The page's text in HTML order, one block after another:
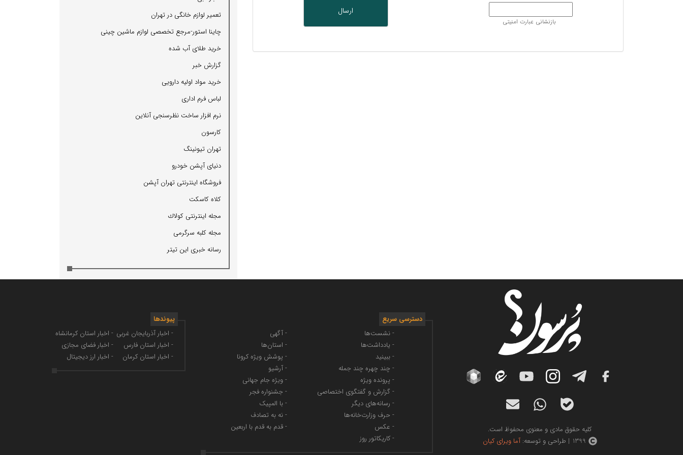
بازنشانی عبارت امنیتی
تعمیر لوازم خانگی در تهران
چاینا استور-مرجع تخصصی لوازم ماشین چینی
خرید طلای آب شده
گزارش خبر
خرید مواد اولیه دارویی
لباس فرم اداری
نرم افزار ساخت نظرسنجی آنلاین
كارسون
تهران تیونینگ
دنیای آپشن خودرو
فروشگاه اینترنتی تهران آپشن
كلاه كاسكت
مجله اینترنتی كولاك
مجله كلبه سرگرمی
رسانه خبری این تیتر
کلیه حقوق مادی و معنوی محفوظ است.
1399 | طراحی و توسعه:
آما ویرای کیان
دسترسی سریع
- نشست‌ها
- یادداشت‌ها
- ببینید
- چند چهره چند جمله
- پرونده ویژه
- گزارش و گفتگوی اختصاصی
- رسانه‌های دیگر
- حرف وزارت‌خانه‌ها
- عکس
- کاریکاتور روز
- آگهی
- استان‌ها
- پوشش ویژه کرونا
- آرشیو
- ویژه جام جهانی
- جشنواره فجر
- با المپیک
- نه به تصادف
- قدم به قدم با اربعین
پیوندها
- اخبار آذربایجان غربی
- اخبار استان فارس
- اخبار استان کرمان
- اخبار استان کرمانشاه
- اخبار فضای مجازی
- اخبار ارز دیجیتال